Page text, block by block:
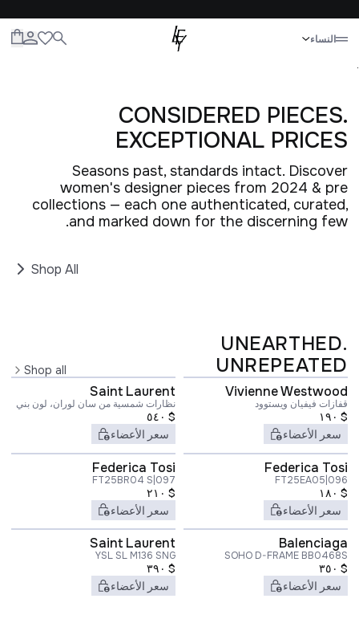
النساء
إغلاق
.
CONSIDERED PIECES.
EXCEPTIONAL PRICES
Seasons past, standards intact. Discover
women's designer pieces from 2024 & pre
collections — each one authenticated, curated,
and marked down for the discerning few.
Shop All
UNEARTHED.
UNREPEATED
Shop all
Vivienne Westwood
قفازات فيفيان ويستوود
$ ١٩٠
سعر الأعضاء
Saint Laurent
نظارات شمسية من سان لوران، لون بني
$ ٥٤٠
سعر الأعضاء
Federica Tosi
FT25EA05|096
$ ١٨٠
سعر الأعضاء
Federica Tosi
FT25BR04 S|097
$ ٢١٠
سعر الأعضاء
Balenciaga
SOHO D-FRAME BB0468S
$ ٣٥٠
سعر الأعضاء
Saint Laurent
YSL SL M136 SNG
$ ٣٩٠
سعر الأعضاء